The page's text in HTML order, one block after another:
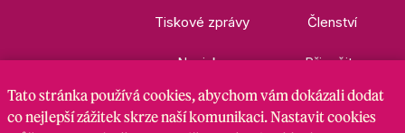
Tiskové zprávy
Novinky
Kontakty
Členství
Přispějte
Ke stažení
Tato stránkapoužívá cookies, abychom vám dokázali dodat
co nejlepší zážitek skrze naší komunikaci. Nastavit cookies